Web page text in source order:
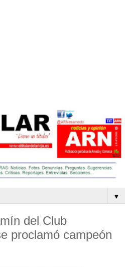
▼
del Club
proclamó campeón